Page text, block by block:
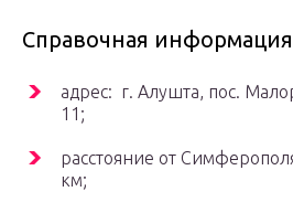
Справочная
адрес: г. Алушта, пос.
11;
расстояние от
км;